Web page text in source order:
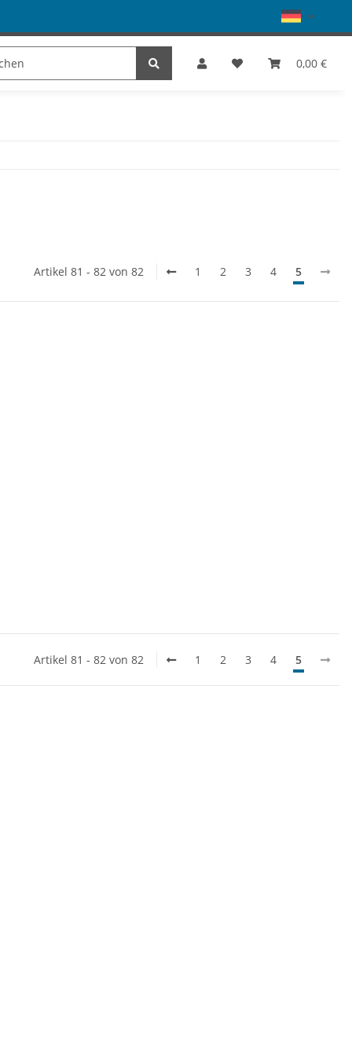
0,00 €
Schuhe SALE Marke
Artikel 81 - 82 von 82 1 2 3 4 5
Artikel 81 - 82 von 82 1 2 3 4 5